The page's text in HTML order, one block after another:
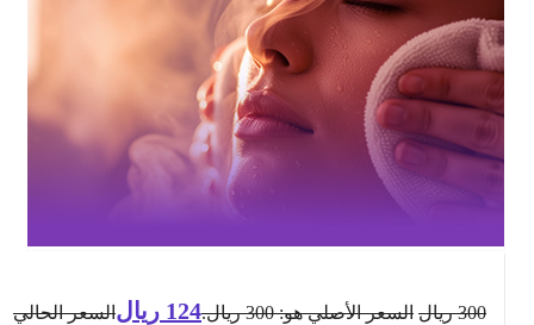
ريال السعر الأصلي هو: 300 ريال. 124 ريال السعر الحالي